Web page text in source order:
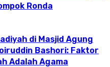
Ronda
di Masjid Agung
Bashori: Faktor
Adalah Agama